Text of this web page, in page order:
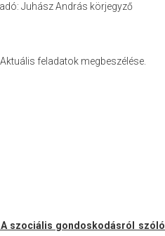
Juhász András körjegyző
feladatok megbeszélése.
szociális gondoskodásról